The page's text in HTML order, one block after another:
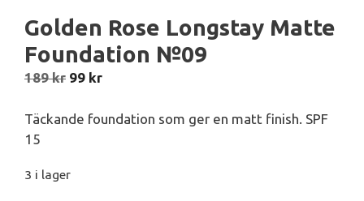
Golden Rose Longstay Matte
Foundation №09
189kr Det
priset
99 krDet
priset
Täckande foundation som ger en matt finish. SPF
15
3 i lager